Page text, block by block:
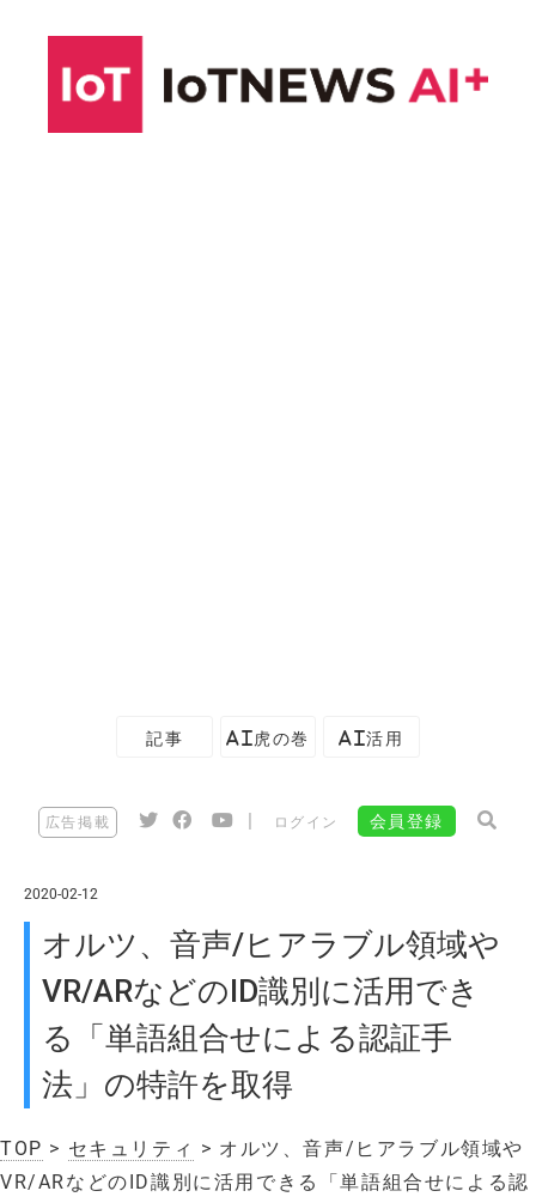
記事 AI虎の巻 AI活用
広告掲載 ログイン 会員登録
2020-02-12
オルツ、音声/ヒアラブル領域や
VR/ARなどのID識別に活用でき
る「単語組合せによる認証手
法」の特許を取得
TOP > セキュリティ > オルツ、音声/ヒアラブル領域や
VR/ARなどのID識別に活用できる「単語組合せによる認